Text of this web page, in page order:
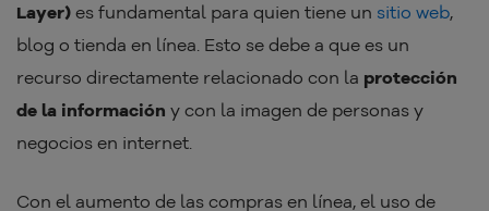
Layer) es fundamental para quien tiene un sitio web,
blog o tienda en línea. Esto se debe a que es un
recurso directamente relacionado con la protección
de la información y con la imagen de personas y
negocios en internet.
Con el aumento de las compras en línea, el uso de